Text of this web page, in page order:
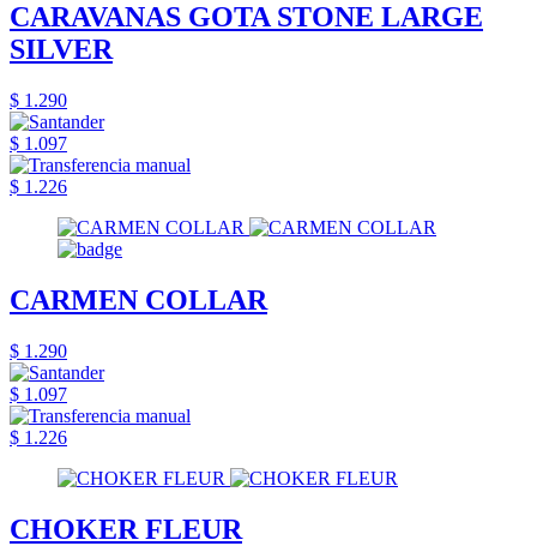
CARAVANAS GOTA STONE LARGE
SILVER
$ 1.290
$ 1.097
$ 1.226
CARMEN COLLAR
$ 1.290
$ 1.097
$ 1.226
CHOKER FLEUR